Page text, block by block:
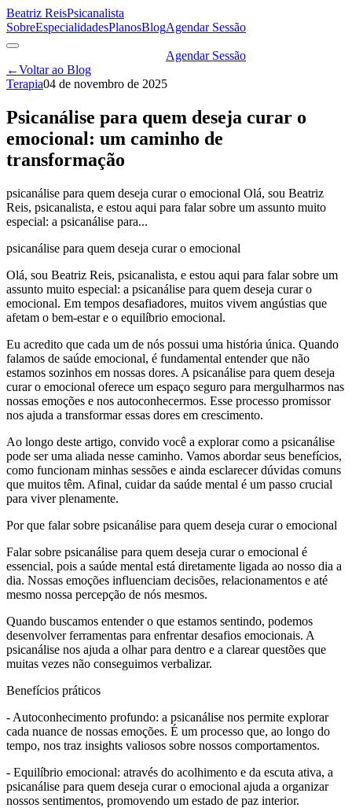
Beatriz ReisPsicanalista
SobreEspecialidadesPlanosBlogAgendar Sessão
Agendar Sessão
←Voltar ao Blog
Terapia04 de novembro de 2025
Psicanálise para quem deseja curar o
emocional: um caminho de
transformação
psicanálise para quem deseja curar o emocional Olá, sou Beatriz
Reis, psicanalista, e estou aqui para falar sobre um assunto muito
especial: a psicanálise para...
psicanálise para quem deseja curar o emocional
Olá, sou Beatriz Reis, psicanalista, e estou aqui para falar sobre um
assunto muito especial: a psicanálise para quem deseja curar o
emocional. Em tempos desafiadores, muitos vivem angústias que
afetam o bem-estar e o equilíbrio emocional.
Eu acredito que cada um de nós possui uma história única. Quando
falamos de saúde emocional, é fundamental entender que não
estamos sozinhos em nossas dores. A psicanálise para quem deseja
curar o emocional oferece um espaço seguro para mergulharmos nas
nossas emoções e nos autoconhecermos. Esse processo promissor
nos ajuda a transformar essas dores em crescimento.
Ao longo deste artigo, convido você a explorar como a psicanálise
pode ser uma aliada nesse caminho. Vamos abordar seus benefícios,
como funcionam minhas sessões e ainda esclarecer dúvidas comuns
que muitos têm. Afinal, cuidar da saúde mental é um passo crucial
para viver plenamente.
Por que falar sobre psicanálise para quem deseja curar o emocional
Falar sobre psicanálise para quem deseja curar o emocional é
essencial, pois a saúde mental está diretamente ligada ao nosso dia a
dia. Nossas emoções influenciam decisões, relacionamentos e até
mesmo nossa percepção de nós mesmos.
Quando buscamos entender o que estamos sentindo, podemos
desenvolver ferramentas para enfrentar desafios emocionais. A
psicanálise nos ajuda a olhar para dentro e a clarear questões que
muitas vezes não conseguimos verbalizar.
Benefícios práticos
- Autoconhecimento profundo: a psicanálise nos permite explorar
cada nuance de nossas emoções. É um processo que, ao longo do
tempo, nos traz insights valiosos sobre nossos comportamentos.
- Equilíbrio emocional: através do acolhimento e da escuta ativa, a
psicanálise para quem deseja curar o emocional ajuda a organizar
nossos sentimentos, promovendo um estado de paz interior.